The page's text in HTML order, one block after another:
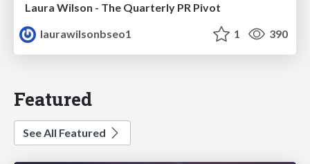
Laura Wilson - The Quarterly PR Pivot
laurawilsonbseo1
1 390
Featured
See All Featured